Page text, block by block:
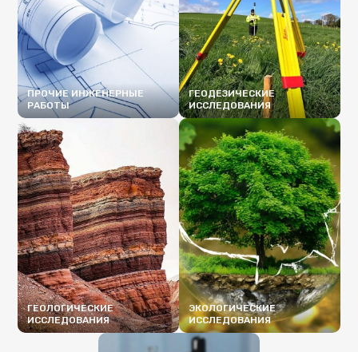
ПРОЧИЕ ИНЖЕНЕРНЫЕ
РАБОТЫ
ПОДРОБНЕЕ
ГЕОДЕЗИЧЕСКИЕ
ИССЛЕДОВАНИЯ
ПОДРОБНЕЕ
ГЕОЛОГИЧЕСКИЕ
ИССЛЕДОВАНИЯ
ЭКОЛОГИЧЕСКИЕ
ИССЛЕДОВАНИЯ